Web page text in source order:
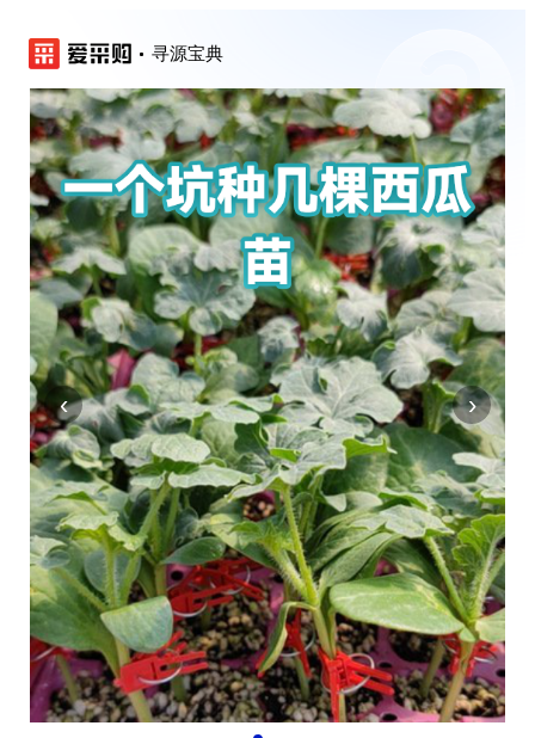
寻源宝典
‹ ›